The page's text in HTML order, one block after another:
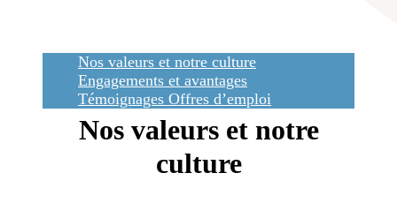
Nos valeurs et notre culture
Engagements et avantages
Témoignages Offres d’emploi
Nos valeurs et notre
culture